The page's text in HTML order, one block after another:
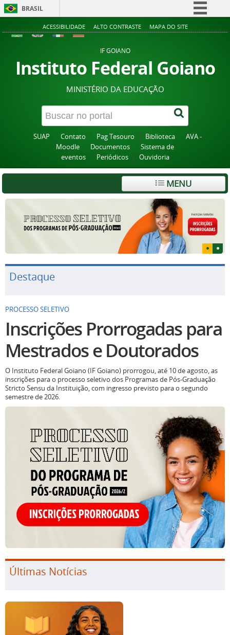
BRASIL
Simplifique!
Acesso à informação
Legislação
Canais
ACESSIBILIDADE ALTO CONTRASTE MAPA DO SITE
IF GOIANO
Instituto Federal Goiano
MINISTÉRIO DA EDUCAÇÃO
SUAP Contato Pag Tesouro Biblioteca
AVA -
Moodle
Documentos
Sistema de
eventos
Periódicos Ouvidoria
MENU
Destaque
Inscrições Prorrogadas para
Mestrados e Doutorados
inscrições para o processo seletivo dos Programas de Pós-Graduação
Stricto Sensu da Instituição, com ingresso previsto para o segundo
semestre de 2026.
Últimas Notícias